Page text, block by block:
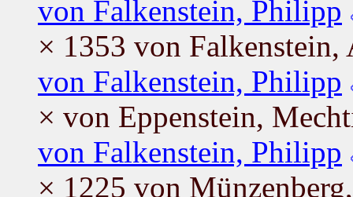
von Falkenstein, Philipp
× 1353 von Falkenstein,
von Falkenstein, Philipp
× von Eppenstein,
von Falkenstein, Philipp
× 1225 von